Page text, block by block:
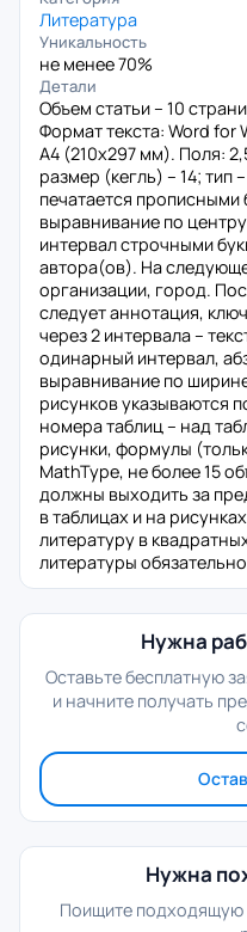
Литература
Уникальность
не менее 70%
Детали
Объем статьи – 10
Формат текста: Word
А4 (210x297 мм). Поля:
размер (кегль) – 14; тип
печатается
выравнивание по
интервал строчными
автора(ов). На
организации, город.
следует аннотация,
через 2 интервала –
одинарный интервал,
выравнивание по
рисунков указываются
номера таблиц – над
рисунки, формулы
MathType, не более 15
должны выходить за
в таблицах и на
литературу в
литературы
Нужна
Оставьте бесплатную
и начните получать
Нужна
Поищите подходящую